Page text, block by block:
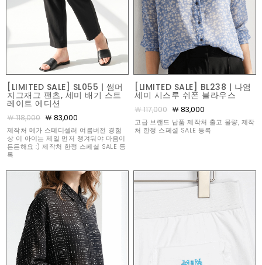
[LIMITED SALE] SL055 | 썸머
지그재그 팬츠, 세미 배기 스트
레이트 에디션
￦ 118,000 ￦ 83,000
제작처 메가 스테디셀러 여름버전 경험
상 이 아이는 제일 먼저 챙겨둬야 마음이
든든해요 :) 제작처 한정 스페셜 SALE 등
록
[LIMITED SALE] BL238 | 나염
세미 시스루 쉬폰 블라우스
￦ 117,000 ￦ 83,000
고급 브랜드 납품 제작처 출고 물량, 제작
처 한정 스페셜 SALE 등록